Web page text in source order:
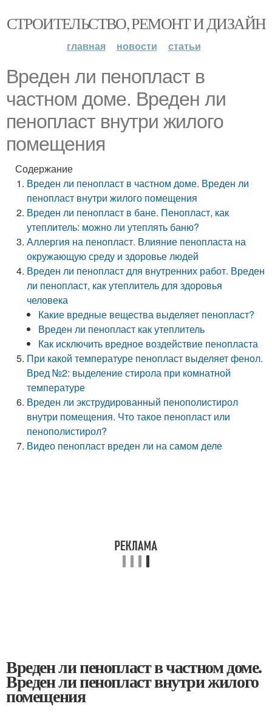
СТРОИТЕЛЬСТВО, РЕМОНТ И ДИЗАЙН
главная новости статьи
Вреден ли пенопласт в
частном доме. Вреден ли
пенопласт внутри жилого
помещения
Содержание
Вреден ли пенопласт в частном доме. Вреден ли
пенопласт внутри жилого помещения
Вреден ли пенопласт в бане. Пенопласт, как
утеплитель: можно ли утеплять баню?
Аллергия на пенопласт. Влияние пенопласта на
окружающую среду и здоровье людей
Вреден ли пенопласт для внутренних работ. Вреден
ли пенопласт, как утеплитель для здоровья
человека
Какие вредные вещества выделяет пенопласт?
Вреден ли пенопласт как утеплитель
Как исключить вредное воздействие пенопласта
При какой температуре пенопласт выделяет фенол.
Вред №2: выделение стирола при комнатной
температуре
Вреден ли экструдированный пенополистирол
внутри помещения. Что такое пенопласт или
пенополистирол?
Видео пенопласт вреден ли на самом деле
Вреден ли пенопласт в частном доме.
Вреден ли пенопласт внутри жилого
помещения